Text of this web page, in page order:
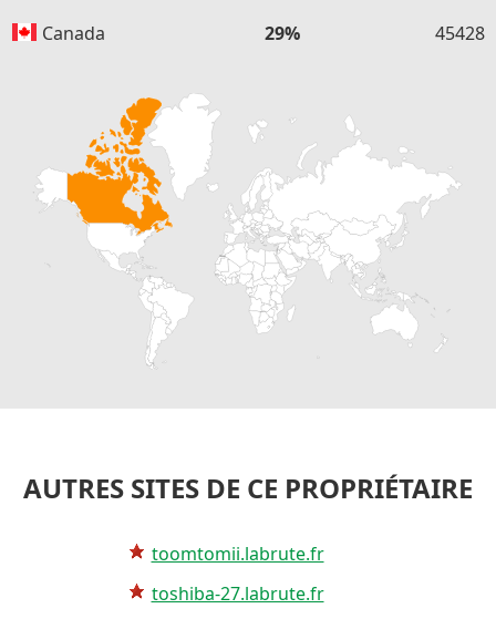
Canada 29% 45428
AUTRES SITES DE CE PROPRIÉTAIRE
toomtomii.labrute.fr
toshiba-27.labrute.fr